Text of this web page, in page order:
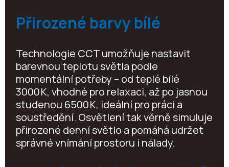
Přirozené barvy bílé
Technologie CCT umožňuje nastavit
barevnou teplotu světla podle
momentální potřeby – od teplé bílé
3000 K, vhodné pro relaxaci, až po jasnou
studenou 6500 K, ideální pro práci a
soustředění. Osvětlení tak věrně simuluje
přirozené denní světlo a pomáhá udržet
správné vnímání prostoru i nálady.